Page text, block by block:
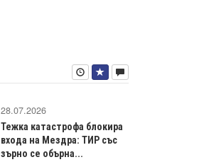
28.07.2026
Тежка катастрофа блокира
входа на Мездра: ТИР със
зърно се обърна...